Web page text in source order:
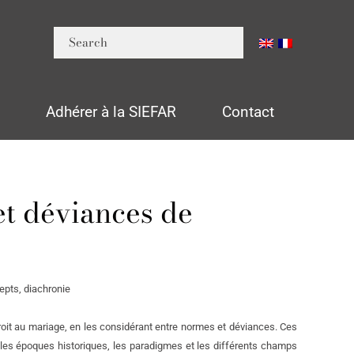
Adhérer à la SIEFAR Contact
déviances de
diachronie
au mariage, en les considérant entre normes et déviances. Ces
époques historiques, les paradigmes et les différents champs